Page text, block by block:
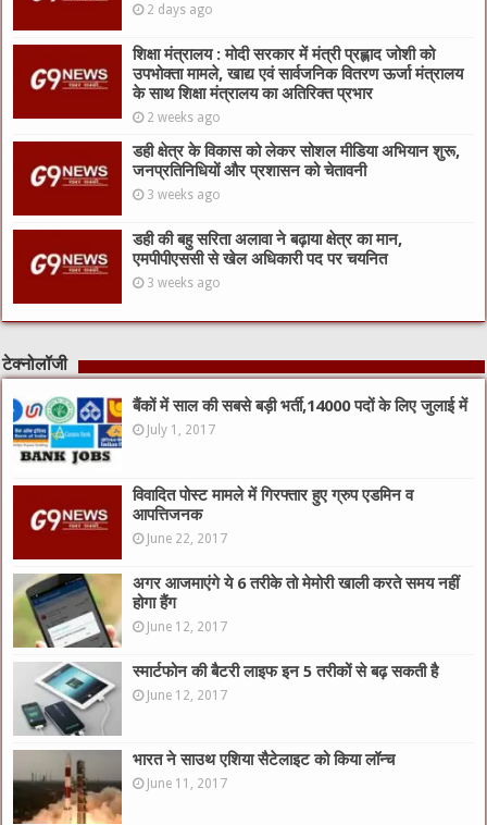
2 days ago
शिक्षा मंत्रालय : मोदी सरकार में मंत्री प्रह्लाद जोशी को
उपभोक्ता मामले, खाद्य एवं सार्वजनिक वितरण ऊर्जा मंत्रालय
के साथ शिक्षा मंत्रालय का अतिरिक्त प्रभार
2 weeks ago
डही क्षेत्र के विकास को लेकर सोशल मीडिया अभियान शुरू,
जनप्रतिनिधियों और प्रशासन को चेतावनी
3 weeks ago
डही की बहु सरिता अलावा ने बढ़ाया क्षेत्र का मान,
एमपीपीएससी से खेल अधिकारी पद पर चयनित
3 weeks ago
टेक्नोलॉजी
बैंकों में साल की सबसे बड़ी भर्ती,14000 पदों के लिए जुलाई में
July 1, 2017
विवादित पोस्ट मामले में गिरफ्तार हुए ग्रुप एडमिन व
आपत्तिजनक
June 22, 2017
अगर आजमाएंगे ये 6 तरीके तो मेमोरी खाली करते समय नहीं
होगा हैंग
June 12, 2017
स्मार्टफोन की बैटरी लाइफ इन 5 तरीकों से बढ़ सकती है
June 12, 2017
भारत ने साउथ एशिया सैटेलाइट को किया लॉन्च
June 11, 2017